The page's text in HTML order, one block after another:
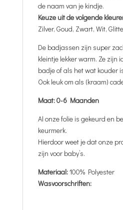
de naam van je kindje.
Keuze uit de volgende
Zilver, Goud, Zwart, Wit,
De badjassen zijn super
kleintje lekker warm. Ze zijn
badje of als het wat kouder
Ook leuk om als (kraam)
Maat: 0-6 Maanden
Al onze folie is gekeurd en
keurmerk.
Hierdoor weet je dat onze
zijn voor baby’s.
Materiaal:100% Polyester
Wasvoorschriften: